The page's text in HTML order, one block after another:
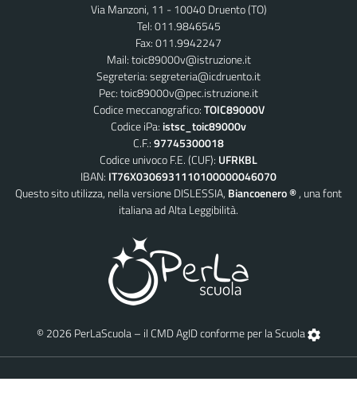
Via Manzoni, 11 - 10040 Druento (TO)
Tel: 011.9846545
Fax: 011.9942247
Mail:toic89000v@istruzione.it
Segreteria:segreteria@icdruento.it
Pec:toic89000v@pec.istruzione.it
Codice meccanografico:TOIC89000V
Codice iPa: istsc_toic89000v
C.F.:97745300018
Codice univoco F.E. (CUF): UFRKBL
IBAN: IT76X0306931110100000046070
Questo sito utilizza, nella versione DISLESSIA, Biancoenero ®, una font
italiana ad Alta Leggibilità.
© 2026 PerLaScuola – il CMD AgID conforme per la Scuola